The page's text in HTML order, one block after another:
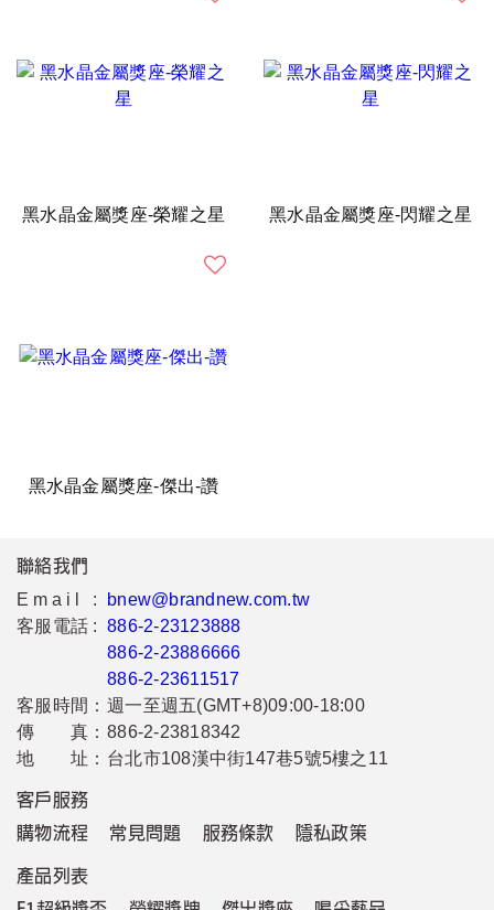
黑水晶金屬獎座-榮耀之星 黑水晶金屬獎座-閃耀之星
黑水晶金屬獎座-傑出-讚
聯絡我們
Email :
bnew@brandnew.com.tw
客服電話 : 886-2-23123888
886-2-23886666
886-2-23611517
客服時間： 週一至週五(GMT+8)09:00-18:00
傳 真： 886-2-23818342
地 址： 台北市108漢中街147巷5號5樓之11
客戶服務
購物流程
常見問題 服務條款 隱私政策
產品列表